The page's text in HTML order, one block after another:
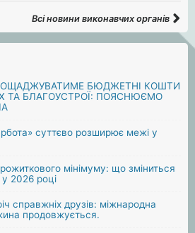
Всі новини виконавчих органів
БЮДЖЕТНІ КОШТИ
ТА БЛАГОУСТРОЇ: ПОЯСНЮЄМО
суттєво розширює межі у
мінімуму: що зміниться
у 2026 році
справжніх друзів: міжнародна
продовжується.